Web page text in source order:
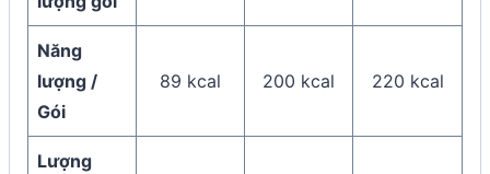
Năng
lượng /
Gói
89 kcal 200 kcal 220 kcal
Lượng